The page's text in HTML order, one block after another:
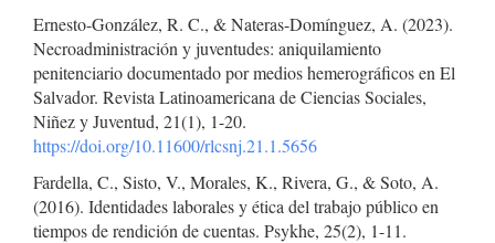
Ernesto-González, R. C., & Nateras-Domínguez, A. (2023).
Necroadministración y juventudes: aniquilamiento
penitenciario documentado por medios hemerográficos en El
Salvador. Revista Latinoamericana de Ciencias Sociales,
Niñez y Juventud, 21(1), 1-20.
https://doi.org/10.11600/rlcsnj.21.1.5656
Fardella, C., Sisto, V., Morales, K., Rivera, G., & Soto, A.
(2016). Identidades laborales y ética del trabajo público en
tiempos de rendición de cuentas. Psykhe, 25(2), 1-11.